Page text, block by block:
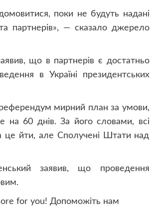
поки не будуть надані
партнерів», — сказало джерело
що в партнерів є достатньо
в Україні президентських
мирний план за умови,
на 60 днів. За його словами, всі
це йти, але Сполучені Штати над
заявив, що проведення
for you! Допоможіть нам